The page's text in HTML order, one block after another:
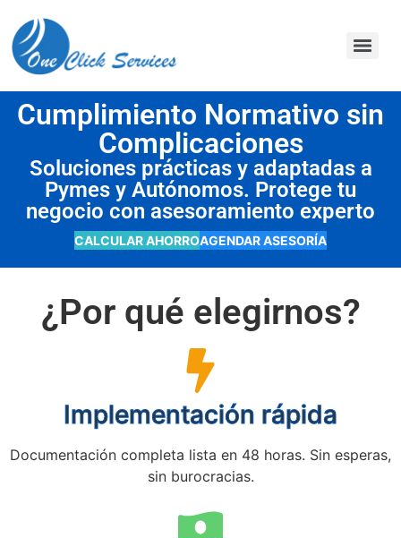
Cumplimiento Normativo sin
Complicaciones
Soluciones prácticas y adaptadas a
Pymes y Autónomos. Protege tu
negocio con asesoramiento experto
CALCULAR AHORROAGENDAR ASESORÍA
¿Por qué elegirnos?
Implementación rápida
Documentación completa lista en 48 horas. Sin esperas,
sin burocracias.